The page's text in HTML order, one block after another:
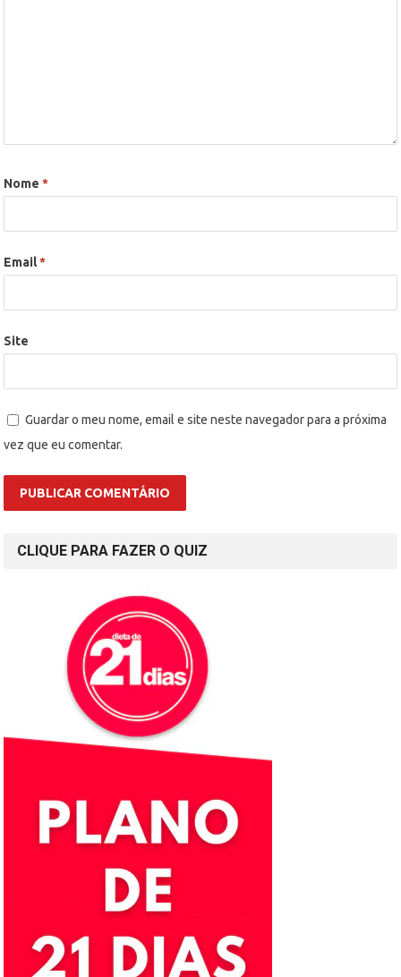
Nome*
Email*
Site
Guardar o meu nome, email e site neste navegador para a próxima
vez que eu comentar.
CLIQUE PARA FAZER O QUIZ